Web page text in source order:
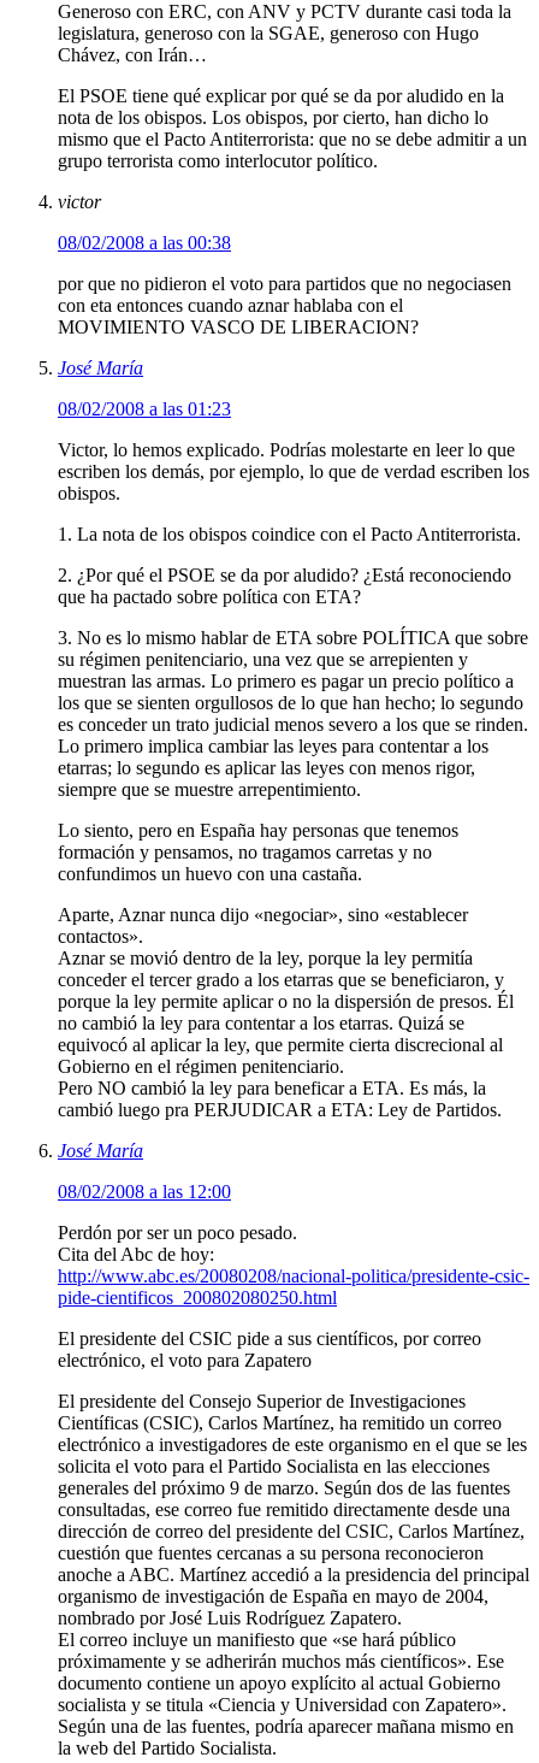
Generoso con ERC, con ANV y PCTV durante casi toda la
legislatura, generoso con la SGAE, generoso con Hugo
Chávez, con Irán…
El PSOE tiene qué explicar por qué se da por aludido en la
nota de los obispos. Los obispos, por cierto, han dicho lo
mismo que el Pacto Antiterrorista: que no se debe admitir a un
grupo terrorista como interlocutor político.
victor
08/02/2008 a las 00:38
por que no pidieron el voto para partidos que no negociasen
con eta entonces cuando aznar hablaba con el
MOVIMIENTO VASCO DE LIBERACION?
José María
08/02/2008 a las 01:23
Victor, lo hemos explicado. Podrías molestarte en leer lo que
escriben los demás, por ejemplo, lo que de verdad escriben los
obispos.
1. La nota de los obispos coindice con el Pacto Antiterrorista.
2. ¿Por qué el PSOE se da por aludido? ¿Está reconociendo
que ha pactado sobre política con ETA?
3. No es lo mismo hablar de ETA sobre POLÍTICA que sobre
su régimen penitenciario, una vez que se arrepienten y
muestran las armas. Lo primero es pagar un precio político a
los que se sienten orgullosos de lo que han hecho; lo segundo
es conceder un trato judicial menos severo a los que se rinden.
Lo primero implica cambiar las leyes para contentar a los
etarras; lo segundo es aplicar las leyes con menos rigor,
siempre que se muestre arrepentimiento.
Lo siento, pero en España hay personas que tenemos
formación y pensamos, no tragamos carretas y no
confundimos un huevo con una castaña.
Aparte, Aznar nunca dijo «negociar», sino «establecer
contactos».
Aznar se movió dentro de la ley, porque la ley permitía
conceder el tercer grado a los etarras que se beneficiaron, y
porque la ley permite aplicar o no la dispersión de presos. Él
no cambió la ley para contentar a los etarras. Quizá se
equivocó al aplicar la ley, que permite cierta discrecional al
Gobierno en el régimen penitenciario.
Pero NO cambió la ley para beneficar a ETA. Es más, la
cambió luego pra PERJUDICAR a ETA: Ley de Partidos.
José María
08/02/2008 a las 12:00
Perdón por ser un poco pesado.
Cita del Abc de hoy:
http://www.abc.es/20080208/nacional-politica/presidente-csic-
pide-cientificos_200802080250.html
El presidente del CSIC pide a sus científicos, por correo
electrónico, el voto para Zapatero
El presidente del Consejo Superior de Investigaciones
Científicas (CSIC), Carlos Martínez, ha remitido un correo
electrónico a investigadores de este organismo en el que se les
solicita el voto para el Partido Socialista en las elecciones
generales del próximo 9 de marzo. Según dos de las fuentes
consultadas, ese correo fue remitido directamente desde una
dirección de correo del presidente del CSIC, Carlos Martínez,
cuestión que fuentes cercanas a su persona reconocieron
anoche a ABC. Martínez accedió a la presidencia del principal
organismo de investigación de España en mayo de 2004,
nombrado por José Luis Rodríguez Zapatero.
El correo incluye un manifiesto que «se hará público
próximamente y se adherirán muchos más científicos». Ese
documento contiene un apoyo explícito al actual Gobierno
socialista y se titula «Ciencia y Universidad con Zapatero».
Según una de las fuentes, podría aparecer mañana mismo en
la web del Partido Socialista.